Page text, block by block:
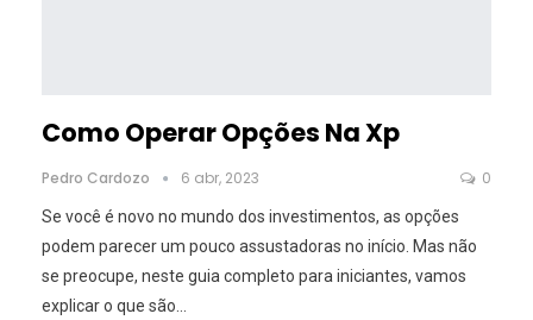
Como Operar Opções Na Xp
Pedro Cardozo 6 abr, 2023 0
Se você é novo no mundo dos investimentos, as opções
podem parecer um pouco assustadoras no início. Mas não
se preocupe, neste guia completo para iniciantes, vamos
explicar o que são